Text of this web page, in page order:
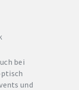
bei
und